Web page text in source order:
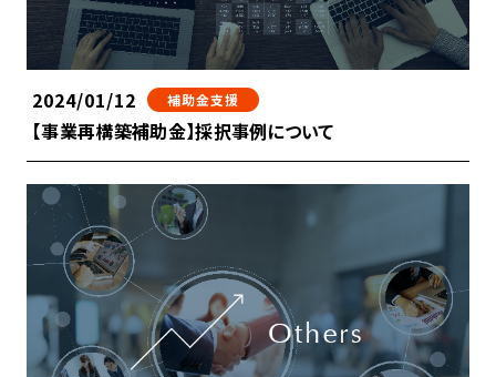
2024/01/12 補助金支援
【事業再構築補助金】採択事例について